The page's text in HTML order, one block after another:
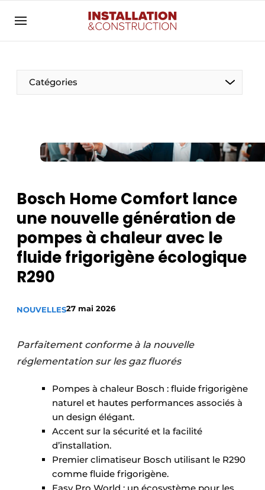
Contact
Contact direct
EntreprisesMerci de votre inscription
S’inscrire
Meest gelezen
Newsletter
Podcasts
Privacy / Cookie statement
S’inscrire à l’événement
Video’s
Catégories
Électricité
Photovoltaïques
Smart homes
Bosch Home Comfort lance
une nouvelle génération de
pompes à chaleur avec le
fluide frigorigène écologique
R290
NOUVELLES27 mai 2026
Parfaitement conforme à la nouvelle
réglementation sur les gaz fluorés
Pompes à chaleur Bosch : fluide frigorigène
naturel et hautes performances associés à
un design élégant.
Accent sur la sécurité et la facilité
d’installation.
Premier climatiseur Bosch utilisant le R290
comme fluide frigorigène.